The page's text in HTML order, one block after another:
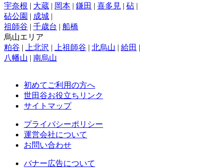
宇奈根 | 大蔵 | 岡本 | 鎌田 | 喜多見 | 砧 |
砧公園 | 成城 |
祖師谷 | 千歳台 | 船橋
烏山エリア
粕谷 | 上北沢 | 上祖師谷 | 北烏山 | 給田 |
八幡山 | 南烏山
初めてご利用の方へ
世田谷お役立ちリンク
サイトマップ
プライバシーポリシー
運営会社について
お問い合わせ
バナー広告について